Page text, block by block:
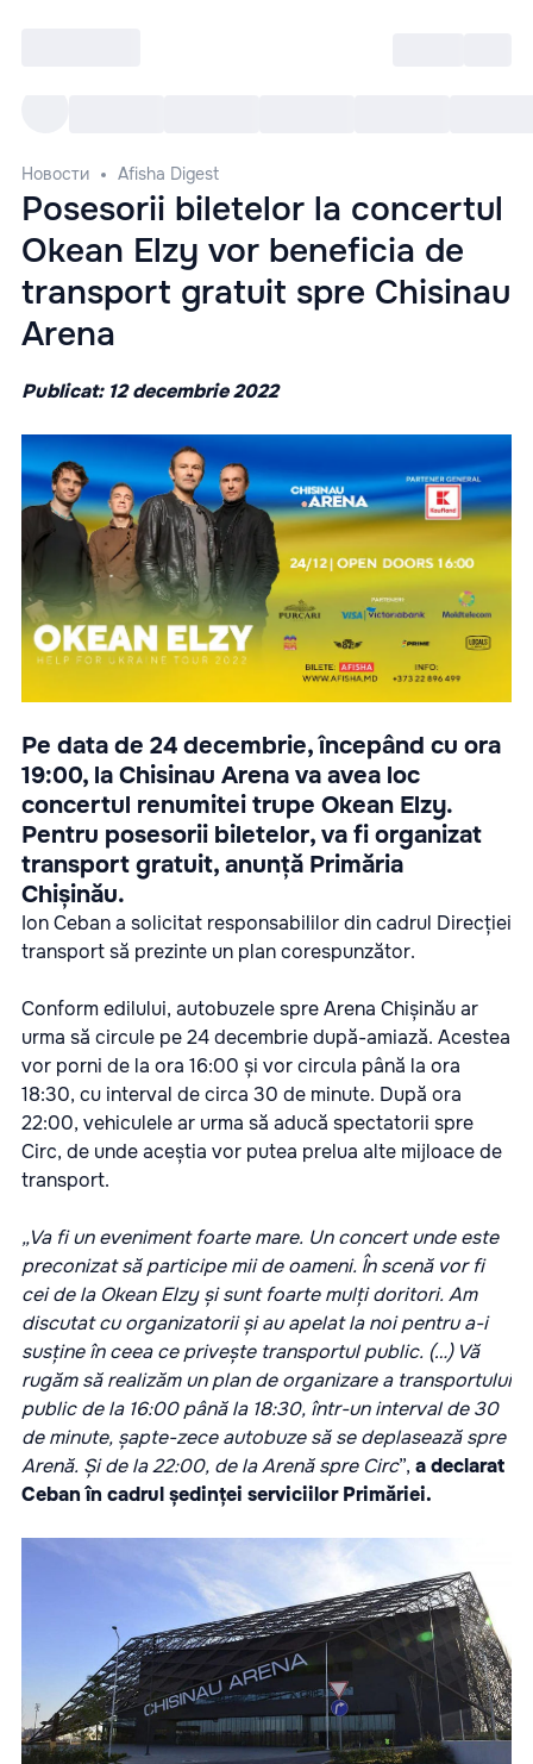
Новости Afisha Digest
Posesorii biletelor la concertul
Okean Elzy vor beneficia de
transport gratuit spre Chisinau
Arena
Publicat: 12 decembrie 2022
Pe data de 24 decembrie, începând cu ora
19:00, la Chisinau Arena va avea loc
concertul renumitei trupe Okean Elzy.
Pentru posesorii biletelor, va fi organizat
transport gratuit, anunță Primăria
Chișinău.
Ion Ceban a solicitat responsabililor din cadrul Direcției
transport să prezinte un plan corespunzător.
Conform edilului, autobuzele spre Arena Chișinău ar
urma să circule pe 24 decembrie după-amiază. Acestea
vor porni de la ora 16:00 și vor circula până la ora
18:30, cu interval de circa 30 de minute. După ora
22:00, vehiculele ar urma să aducă spectatorii spre
Circ, de unde aceștia vor putea prelua alte mijloace de
transport.
„Va fi un eveniment foarte mare. Un concert unde este
preconizat să participe mii de oameni. În scenă vor fi
cei de la Okean Elzy și sunt foarte mulți doritori. Am
discutat cu organizatorii și au apelat la noi pentru a-i
susține în ceea ce privește transportul public. (…) Vă
rugăm să realizăm un plan de organizare a transportului
public de la 16:00 până la 18:30, într-un interval de 30
de minute, șapte-zece autobuze să se deplasează spre
Arenă. Și de la 22:00, de la Arenă spre Circ”, a declarat
Ceban în cadrul ședinței serviciilor Primăriei.